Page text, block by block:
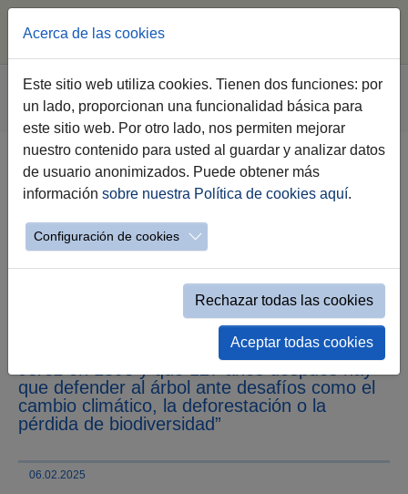
Saltar al contenido principal
Estás aquí:
Jerez.es Webs Municipales
Sala de Prensa
Nota de Prensa
Jerez recupera la Fiesta del Árbol
con un programa de actividades
“para seguir reverdeciendo
Jaime Espinar ha destacado que la primera
fiesta del árbol de España “se celebró en
Jerez en 1898 y que 127 años después hay
que defender al árbol ante desafíos como el
cambio climático, la deforestación o la
pérdida de biodiversidad”
06.02.2025
Acerca de las cookies
Este sitio web utiliza cookies. Tienen dos funciones: por
un lado, proporcionan una funcionalidad básica para
este sitio web. Por otro lado, nos permiten mejorar
nuestro contenido para usted al guardar y analizar datos
de usuario anonimizados. Puede obtener más
información sobre nuestra Política de cookies aquí.
Configuración de cookies
Rechazar todas las cookies
Aceptar todas cookies